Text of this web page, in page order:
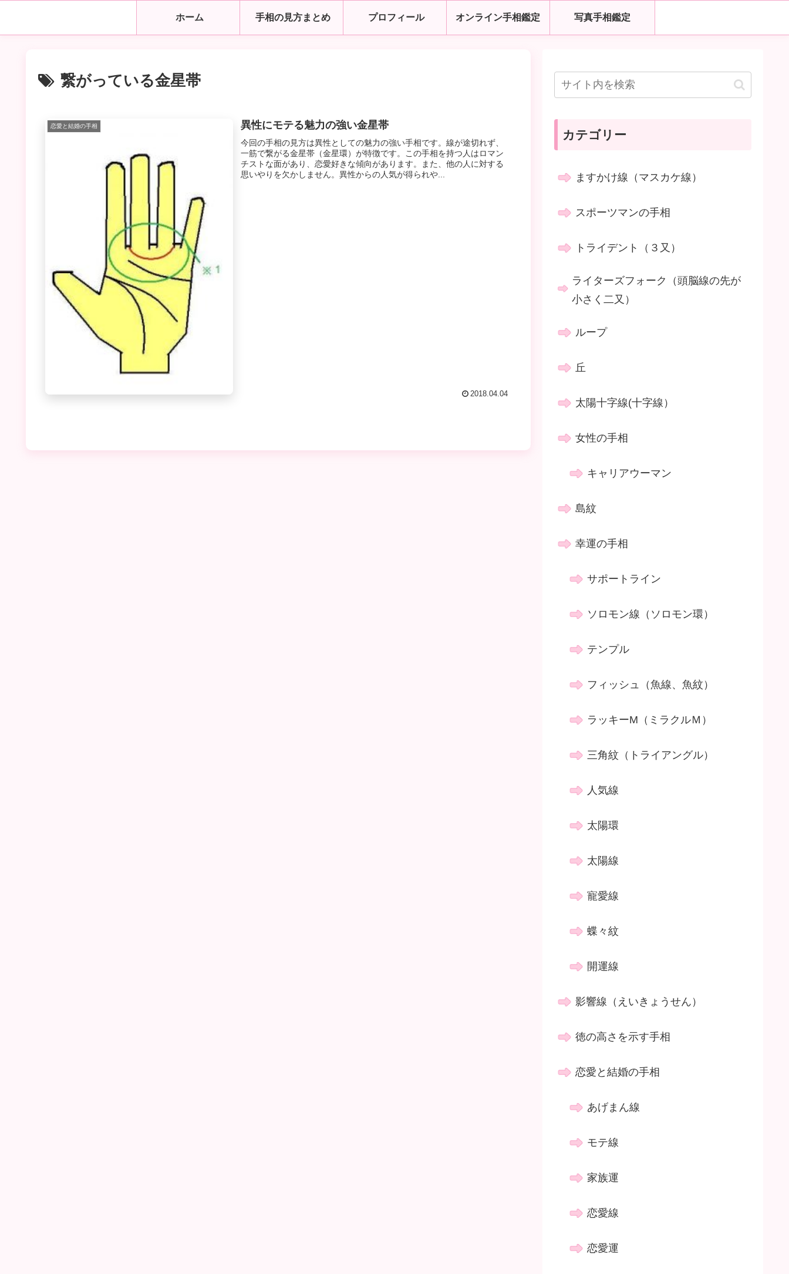
ホーム 手相の見方まとめ プロフィール オンライン手相鑑定 写真手相鑑定
繋がっている金星帯
恋愛と結婚の手相 異性にモテる魅力の強い金星帯
今回の手相の見方は異性としての魅力の強い手相です。線が途切れず、
一筋で繋がる金星帯（金星環）が特徴です。この手相を持つ人はロマン
チストな面があり、恋愛好きな傾向があります。また、他の人に対する
思いやりを欠かしません。異性からの人気が得られや...
2018.04.04
カテゴリー
ますかけ線（マスカケ線）
スポーツマンの手相
トライデント（３又）
ライターズフォーク（頭脳線の先が
小さく二又）
ループ
丘
太陽十字線(十字線）
女性の手相
キャリアウーマン
島紋
幸運の手相
サポートライン
ソロモン線（ソロモン環）
テンプル
フィッシュ（魚線、魚紋）
ラッキーM（ミラクルＭ）
三角紋（トライアングル）
人気線
太陽環
太陽線
寵愛線
蝶々紋
開運線
影響線（えいきょうせん）
徳の高さを示す手相
恋愛と結婚の手相
あげまん線
モテ線
家族運
恋愛線
恋愛運